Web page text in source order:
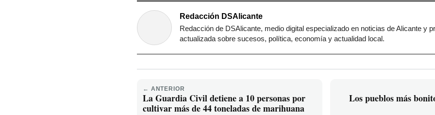
Redacción DSAlicante
Redacción de DSAlicante, medio digital especializado en noticias de Alicante y
actualizada sobre sucesos, política, economía y actualidad local.
← ANTERIOR
La Guardia Civil detiene a 10 personas por
cultivar más de 44 toneladas de marihuana
Los pueblos más